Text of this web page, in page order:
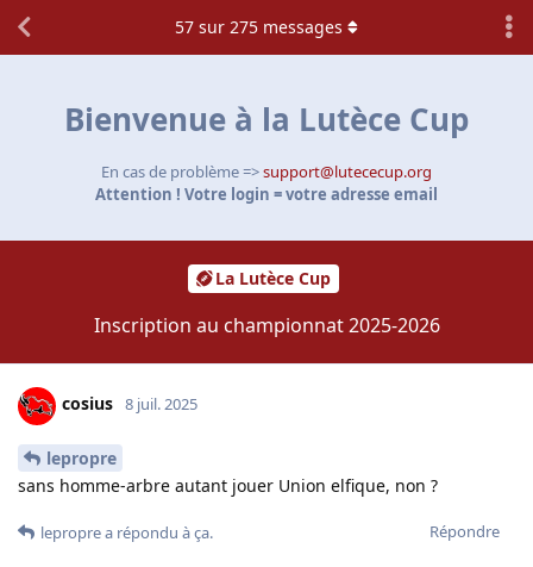
Bienvenue à la Lutèce Cup
En cas de problème =>support@lutececup.org
Attention ! Votre login = votre adresse email
La Lutèce Cup
Inscription au championnat 2025-2026
57 sur 275 messages
cosius 8 juil. 2025
lepropre
sans homme-arbre autant jouer Union elfique, non ?
Répondre
leproprea répondu à ça.